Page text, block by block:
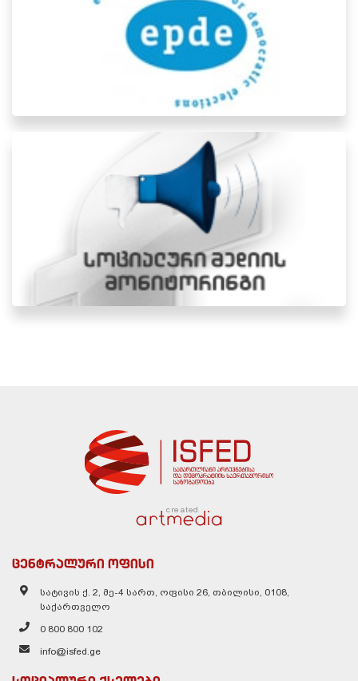
created
ცენტრალური ოფისი
სატივის ქ. 2, მე-4 სართ, ოფისი 26, თბილისი, 0108,
საქართველო
0 800 800 102
info@isfed.ge